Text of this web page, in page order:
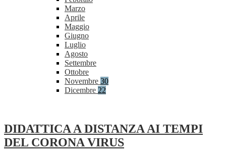
Marzo
Aprile
Maggio
Giugno
Luglio
Agosto
Settembre
Ottobre
Novembre 30
Dicembre 22
DIDATTICA A DISTANZA AI TEMPI
DEL CORONA VIRUS